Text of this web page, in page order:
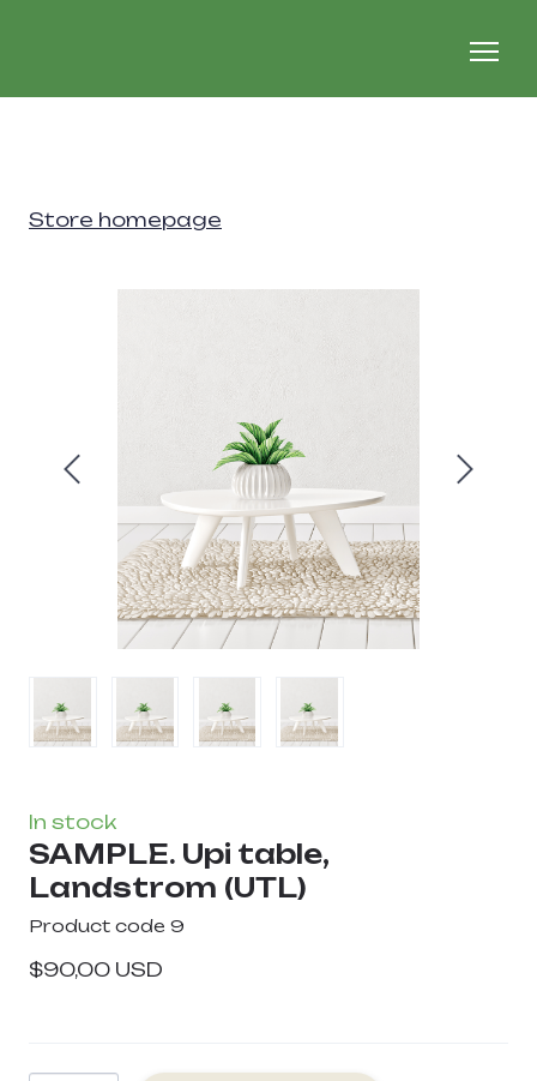
Store homepage
In stock
SAMPLE. Upi table,
Landstrom (UTL)
Product code 9
$90,00 USD